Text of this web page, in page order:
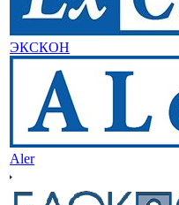
ЭКСКОН
Aler